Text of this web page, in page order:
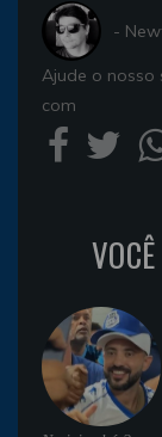
-
Ajude o
com